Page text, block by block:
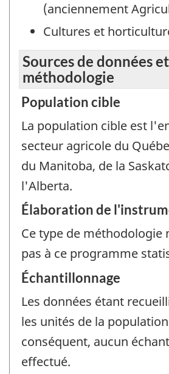
(anciennement
Cultures et
Sources de données et
méthodologie
Population cible
La population cible est
secteur agricole du
du Manitoba, de la
l'Alberta.
Élaboration de
Ce type de méthodologie
pas à ce programme
Échantillonnage
Les données étant
les unités de la
conséquent, aucun
effectué.